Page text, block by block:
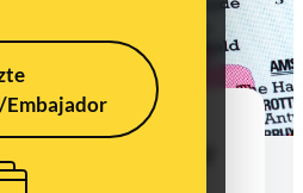
Embajador
sexual